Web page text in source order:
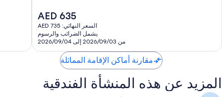
السعر
الحالي
هو
AED
635
AED 635
السعر النهائي: AED 735
يشمل الضرائب والرسوم
من 2026/09/03 إلى 2026/09/04
مقارنة أماكن الإقامة المماثلة
المزيد عن هذه المنشأة الفندقية